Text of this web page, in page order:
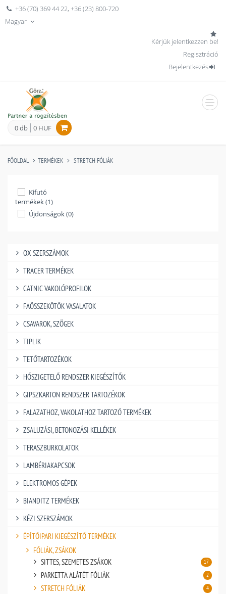
+36 (70) 369 44 22,+36 (23) 800-720
Magyar
Kérjük jelentkezzen be!
Regisztráció
Bejelentkezés
0 db 0 HUF
FŐOLDAL TERMÉKEK STRETCH FÓLIÁK
Kifutó
termékek (1)
Újdonságok (0)
OX SZERSZÁMOK
TRACER TERMÉKEK
CATNIC VAKOLÓPROFILOK
FAÖSSZEKÖTŐK VASALATOK
CSAVAROK, SZÖGEK
TIPLIK
TETŐTARTOZÉKOK
HŐSZIGETELŐ RENDSZER KIEGÉSZÍTŐK
GIPSZKARTON RENDSZER TARTOZÉKOK
FALAZATHOZ, VAKOLATHOZ TARTOZÓ TERMÉKEK
ZSALUZÁSI, BETONOZÁSI KELLÉKEK
TERASZBURKOLATOK
LAMBÉRIAKAPCSOK
ELEKTROMOS GÉPEK
BIANDITZ TERMÉKEK
KÉZI SZERSZÁMOK
ÉPÍTŐIPARI KIEGÉSZÍTŐ TERMÉKEK
FÓLIÁK, ZSÁKOK
SITTES, SZEMETES ZSÁKOK
17
PARKETTA ALÁTÉT FÓLIÁK 2
STRETCH FÓLIÁK 4